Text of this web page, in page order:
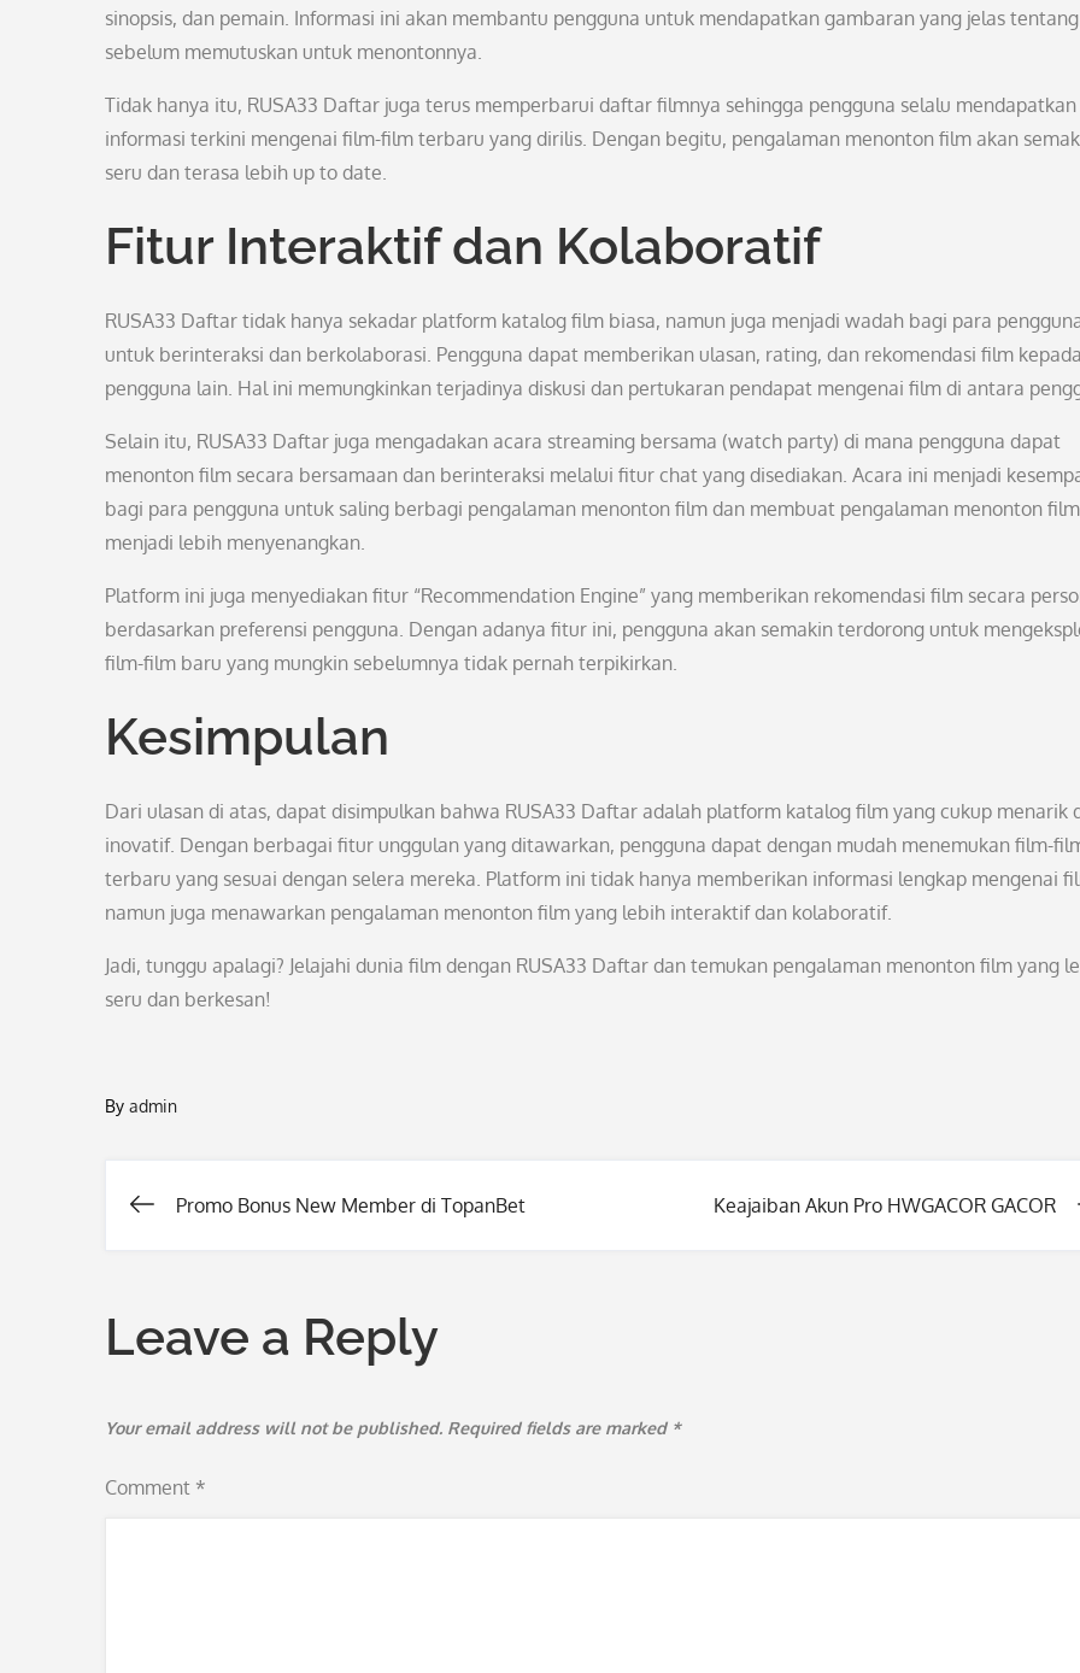
sinopsis, dan pemain. Informasi ini akan membantu pengguna untuk mendapatkan gambaran yang jelas
sebelum memutuskan untuk menontonnya.
Tidak hanya itu, RUSA33 Daftar juga terus memperbarui daftar filmnya sehingga pengguna selalu mendapatkan
informasi terkini mengenai film-film terbaru yang dirilis. Dengan begitu, pengalaman menonton film akan
seru dan terasa lebih up to date.
Fitur Interaktif dan Kolaboratif
RUSA33 Daftar tidak hanya sekadar platform katalog film biasa, namun juga menjadi wadah bagi para
untuk berinteraksi dan berkolaborasi. Pengguna dapat memberikan ulasan, rating, dan rekomendasi film kepada
pengguna lain. Hal ini memungkinkan terjadinya diskusi dan pertukaran pendapat mengenai film di antara
Selain itu, RUSA33 Daftar juga mengadakan acara streaming bersama (watch party) di mana pengguna dapat
menonton film secara bersamaan dan berinteraksi melalui fitur chat yang disediakan. Acara ini menjadi
bagi para pengguna untuk saling berbagi pengalaman menonton film dan membuat pengalaman menonton film
menjadi lebih menyenangkan.
Platform ini juga menyediakan fitur “Recommendation Engine” yang memberikan rekomendasi film secara
berdasarkan preferensi pengguna. Dengan adanya fitur ini, pengguna akan semakin terdorong untuk
film-film baru yang mungkin sebelumnya tidak pernah terpikirkan.
Kesimpulan
Dari ulasan di atas, dapat disimpulkan bahwa RUSA33 Daftar adalah platform katalog film yang cukup menarik
inovatif. Dengan berbagai fitur unggulan yang ditawarkan, pengguna dapat dengan mudah menemukan film-
terbaru yang sesuai dengan selera mereka. Platform ini tidak hanya memberikan informasi lengkap mengenai
namun juga menawarkan pengalaman menonton film yang lebih interaktif dan kolaboratif.
Jadi, tunggu apalagi? Jelajahi dunia film dengan RUSA33 Daftar dan temukan pengalaman menonton film yang
seru dan berkesan!
By admin
Post
Promo Bonus New Member di TopanBet Keajaiban Akun Pro HWGACOR GACOR
Leave a Reply
Your email address will not be published. Required fields are marked *
Comment *